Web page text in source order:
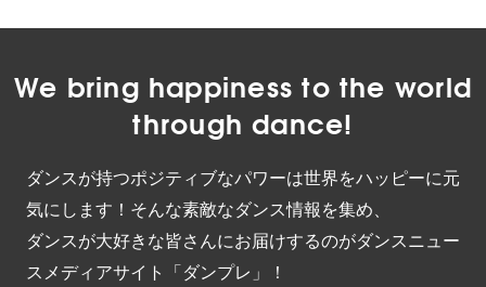
We bring happiness to the world
through dance!
ダンスが持つポジティブなパワーは世界をハッピーに元
気にします！そんな素敵なダンス情報を集め、
ダンスが大好きな皆さんにお届けするのがダンスニュー
スメディアサイト「ダンプレ」！